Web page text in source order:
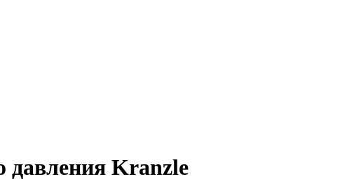
давления Kranzle